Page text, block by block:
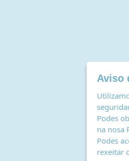
Aviso
Podes
na nosa
Podes
rexeitar